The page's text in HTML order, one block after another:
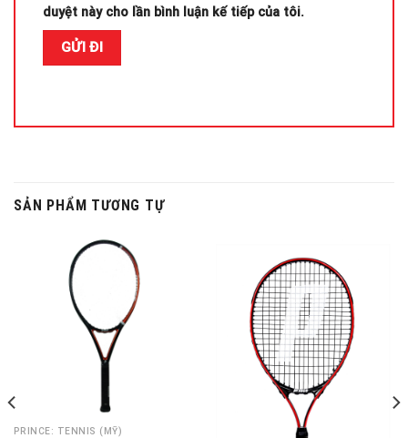
duyệt này cho lần bình luận kế tiếp của tôi.
SẢN PHẨM TƯƠNG TỰ
PRINCE: TENNIS (MỸ)